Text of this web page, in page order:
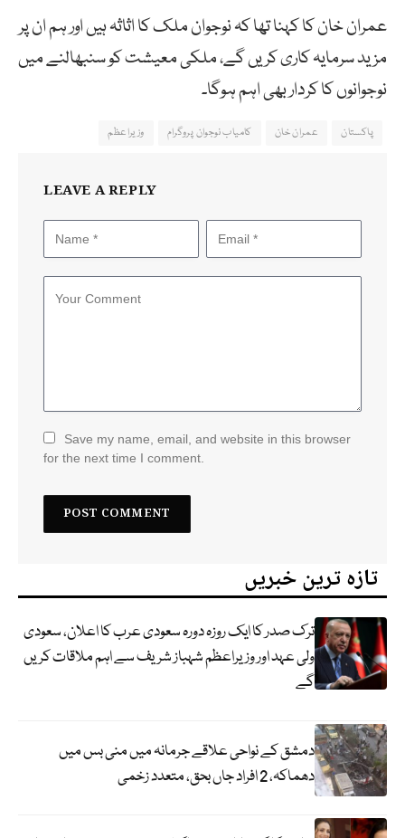
عمران خان کا کہنا تھا کہ نوجوان ملک کا اثاثہ ہیں اور ہم ان پر
مزید سرمایہ کاری کریں گے، ملکی معیشت کو سنبھالنے میں
نوجوانوں کا کردار بھی اہم ہوگا۔
پاکستان عمران خان کامیاب نوجوان پروگرام وزیراعظم
LEAVE A REPLY
Save my name, email, and website in this browser
for the next time I comment.
تازہ ترین خبریں
ترک صدر کا ایک روزہ دورہ سعودی عرب کا اعلان، سعودی
ولی عہد اور وزیراعظم شہباز شریف سے اہم ملاقات کریں
گے
دمشق کے نواحی علاقے جرمانہ میں منی بس میں
دھماکہ، 2 افراد جاں بحق، متعدد زخمی